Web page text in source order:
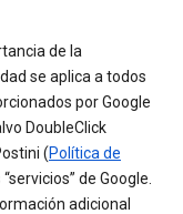
de la
se aplica a todos
por Google
DoubleClick
(Política de
de Google.
adicional